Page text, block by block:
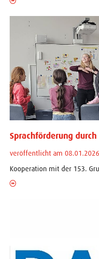
Sprachförderung
veröffentlicht am 08.01.2026
Kooperation mit der 153.